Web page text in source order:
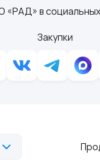
в
Закупки